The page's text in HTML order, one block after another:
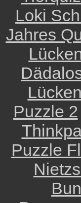
Loki
Jahres
Puzzle 2
Puzzle